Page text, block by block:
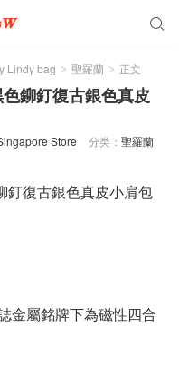

Lindy bag > 聖羅蘭 > 正文
鉚釘復古銀色真皮
Store 分类： 聖羅蘭
釘復古銀色真皮小肩包
金屬銘牌下為磁性四合